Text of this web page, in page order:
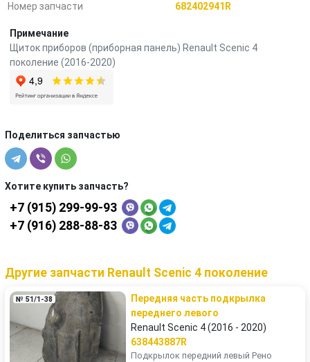
Номер запчасти
682402941R
Примечание
Щиток приборов (приборная панель) Renault Scenic 4
поколение (2016-2020)
Поделиться запчастью
Хотите купить запчасть?
+7 (915) 299-99-93
+7 (916) 288-88-83
Другие запчасти Renault Scenic 4 поколение
№ 51/1-38
Передняя часть подкрылка
переднего левого
Renault Scenic 4 (2016 - 2020)
638443887R
Подкрылок передний левый Рено